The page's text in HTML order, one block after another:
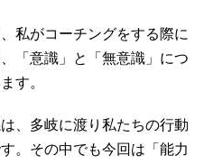
私がコーチングをする際に
「意識」と「無意識」につ
す。
、多岐に渡り私たちの行動
。その中でも今回は「能力